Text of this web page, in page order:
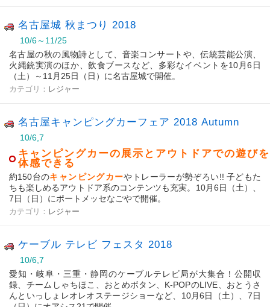
名古屋城 秋まつり 2018
10/6～11/25
名古屋の秋の風物詩として、音楽コンサートや、伝統芸能公演、
火縄銃実演のほか、飲食ブースなど、多彩なイベントを10月6日
（土）～11月25日（日）に名古屋城で開催。
カテゴリ： レジャー
名古屋キャンピングカーフェア 2018 Autumn
10/6,7
キャンピングカーの展示とアウトドアでの遊びを
体感できる
約150台のキャンピングカーやトレーラーが勢ぞろい!! 子どもた
ちも楽しめるアウトドア系のコンテンツも充実。10月6日（土）、
7日（日）にポートメッセなごやで開催。
カテゴリ： レジャー
ケーブル テレビ フェスタ 2018
10/6,7
愛知・岐阜・三重・静岡のケーブルテレビ局が大集合！公開収
録、チームしゃちほこ、おとめボタン、K-POPのLIVE、おとうさ
んといっしょレオレオステージショーなど、10月6日（土）、7日